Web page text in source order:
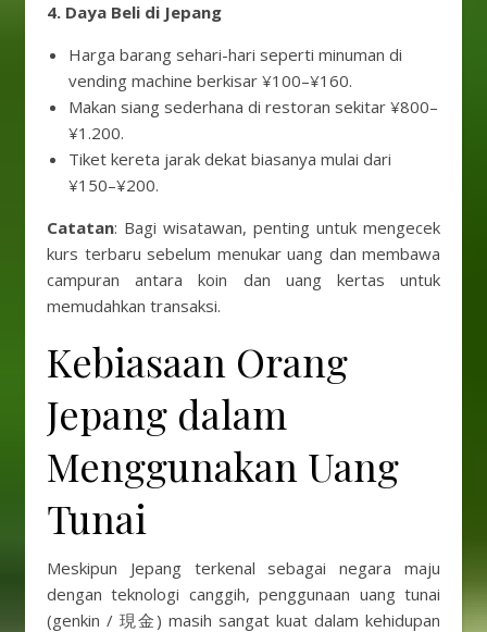
4. Daya Beli di Jepang
Harga barang sehari-hari seperti minuman di
vending machine berkisar ¥100–¥160.
Makan siang sederhana di restoran sekitar ¥800–
¥1.200.
Tiket kereta jarak dekat biasanya mulai dari
¥150–¥200.
Catatan: Bagi wisatawan, penting untuk mengecek
kurs terbaru sebelum menukar uang dan membawa
campuran antara koin dan uang kertas untuk
memudahkan transaksi.
Kebiasaan Orang
Jepang dalam
Menggunakan Uang
Tunai
Meskipun Jepang terkenal sebagai negara maju
dengan teknologi canggih, penggunaan uang tunai
(genkin / 現金) masih sangat kuat dalam kehidupan